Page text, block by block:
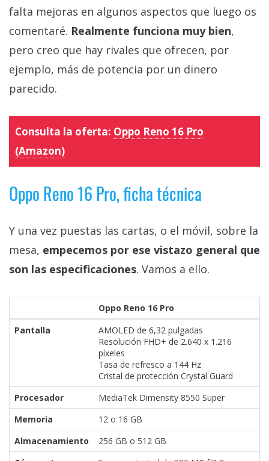
falta mejoras en algunos aspectos que luego os
comentaré. Realmente funciona muy bien,
pero creo que hay rivales que ofrecen, por
ejemplo, más de potencia por un dinero
parecido.
Consulta la oferta: Oppo Reno 16 Pro
(Amazon)
Oppo Reno 16 Pro, ficha técnica
Y una vez puestas las cartas, o el móvil, sobre la
mesa, empecemos por ese vistazo general que
son las especificaciones. Vamos a ello.
Oppo Reno 16 Pro
Pantalla
AMOLED de 6,32 pulgadas
Resolución FHD+ de 2.640 x 1.216
píxeles
Tasa de refresco a 144 Hz
Cristal de protección Crystal Guard
Procesador
MediaTek Dimensity 8550 Super
Memoria
12 o 16 GB
Almacenamiento
256 GB o 512 GB